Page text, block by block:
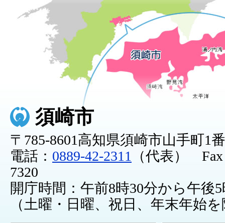
須崎市
〒785-8601高知県須崎市山手町1
電話： 0889-42-2311
（代表） Fax
7320
開庁時間：午前8時30分から午後
（土曜・日曜、祝日、年末年始